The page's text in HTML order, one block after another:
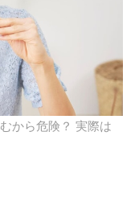
から危険？ 実際は